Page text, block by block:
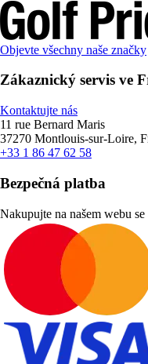
Objevte všechny naše značky
Zákaznický servis ve
Kontaktujte nás
11 rue Bernard Maris
37270 Montlouis-sur-Loire,
+33 1 86 47 62 58
Bezpečná platba
Nakupujte na našem webu